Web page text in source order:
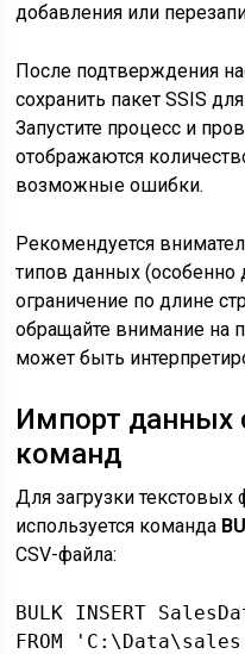
добавления или
После подтверждения
сохранить пакет SSIS
Запустите процесс и
отображаются
возможные ошибки.
Рекомендуется
типов данных (особенно
ограничение по длине
обращайте внимание на
может быть
Импорт данных
команд
Для загрузки текстовых
используется команда
CSV-файла:
BULK INSERT
FROM